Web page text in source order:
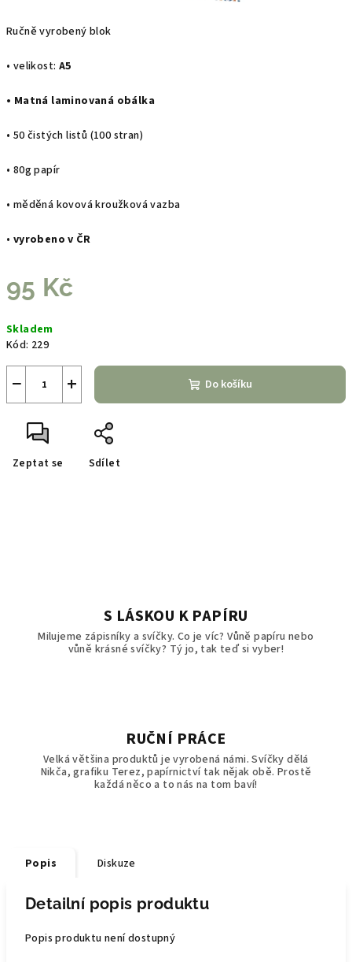
Ručně vyrobený blok
• velikost: A5
• Matná laminovaná obálka
• 50 čistých listů (100 stran)
• 80g papír
• měděná kovová kroužková vazba
• vyrobeno v ČR
95 Kč
cena:
Skladem
Kód: 229
+
− Do košíku
Zeptat se Sdílet
S LÁSKOU K PAPÍRU
Milujeme zápisníky a svíčky. Co je víc? Vůně papíru nebo
vůně krásné svíčky? Tý jo, tak teď si vyber!
RUČNÍ PRÁCE
Velká většina produktů je vyrobená námi. Svíčky dělá
Nikča, grafiku Terez, papírnictví tak nějak obě. Prostě
každá něco a to nás na tom baví!
Popis Diskuze
Detailní popis produktu
Popis produktu není dostupný